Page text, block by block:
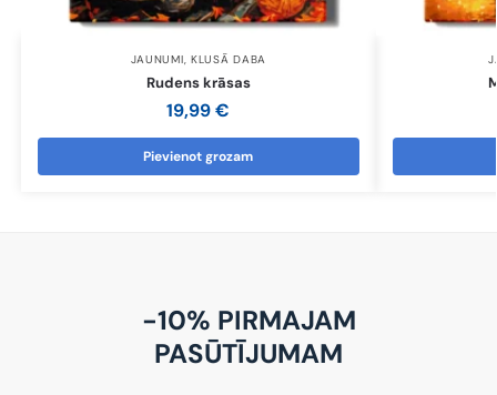
JAUNUMI, KLUSĀ DABA
Rudens krāsas
19,99€
Pievienot grozam
-10% PIRMAJAM
PASŪTĪJUMAM